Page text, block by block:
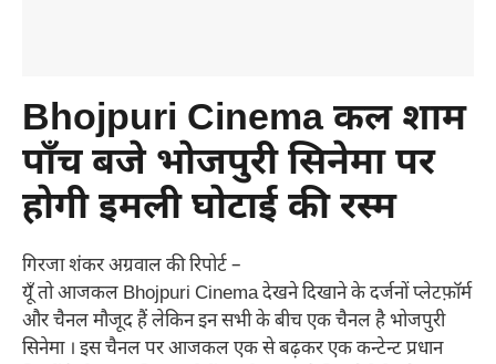
Bhojpuri Cinema कल शाम
पाँच बजे भोजपुरी सिनेमा पर
होगी इमली घोटाई की रस्म
गिरजा शंकर अग्रवाल की रिपोर्ट –
यूँ तो आजकल Bhojpuri Cinema देखने दिखाने के दर्जनों प्लेटफ़ॉर्म
और चैनल मौजूद हैं लेकिन इन सभी के बीच एक चैनल है भोजपुरी
सिनेमा । इस चैनल पर आजकल एक से बढ़कर एक कन्टेन्ट प्रधान